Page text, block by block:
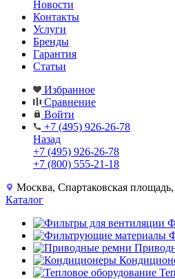
Новости
Контакты
Услуги
Бренды
Гарантия
Статьи
Избранное
Сравнение
Войти
+7 (495) 926-26-78
Назад
+7 (495) 926-26-78
+7 (800) 555-21-18
Москва, Спартаковская площадь,
Каталог